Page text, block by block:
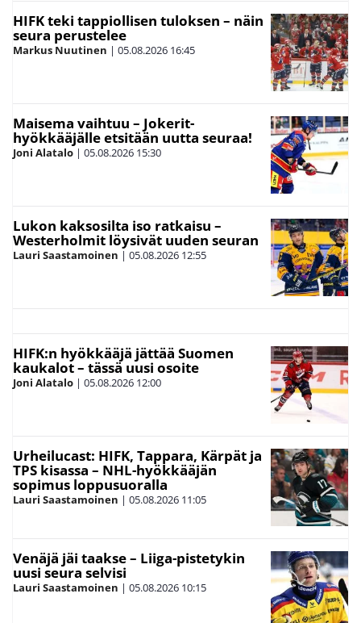
HIFK teki tappiollisen tuloksen – näin
seura perustelee
Markus Nuutinen | 05.08.2026 16:45
Maisema vaihtuu – Jokerit-
hyökkääjälle etsitään uutta seuraa!
Joni Alatalo | 05.08.2026 15:30
Lukon kaksosilta iso ratkaisu –
Westerholmit löysivät uuden seuran
Lauri Saastamoinen | 05.08.2026 12:55
HIFK:n hyökkääjä jättää Suomen
kaukalot – tässä uusi osoite
Joni Alatalo | 05.08.2026 12:00
Urheilucast: HIFK, Tappara, Kärpät ja
TPS kisassa – NHL-hyökkääjän
sopimus loppusuoralla
Lauri Saastamoinen | 05.08.2026 11:05
Venäjä jäi taakse – Liiga-pistetykin
uusi seura selvisi
Lauri Saastamoinen | 05.08.2026 10:15